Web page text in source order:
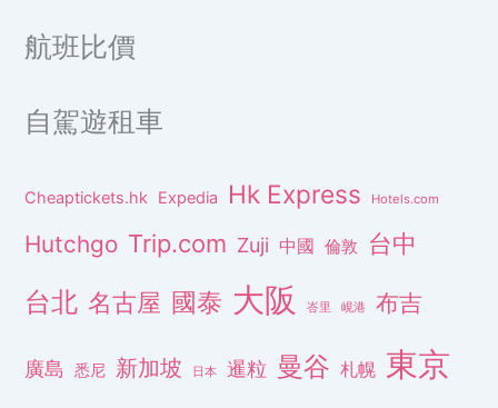
航班比價
自駕遊租車
Cheaptickets.hk Expedia Hk Express Hotels.com
Hutchgo Trip.com Zuji 中國 倫敦 台中
台北 名古屋 國泰 大阪 峇里 峴港 布吉
廣島 悉尼 新加坡 日本 暹粒 曼谷 札幌 東京